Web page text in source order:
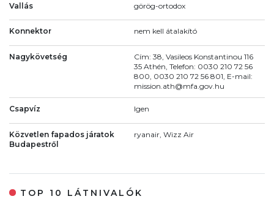
Vallás görög-ortodox
Konnektor nem kell átalakító
Nagykövetség
Cím: 38, Vasileos Konstantinou 116
35 Athén, Telefon: 0030 210 72 56
800, 0030 210 72 56 801, E-mail:
mission.ath@mfa.gov.hu
Csapvíz Igen
Közvetlen fapados járatok
Budapestről
ryanair, Wizz Air
TOP 10 LÁTNIVALÓK